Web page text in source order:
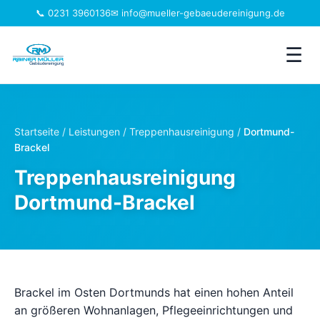
📞 0231 3960136✉ info@mueller-gebaeudereinigung.de
☰
Einzugsgebiet
Jobs
FAQ
Startseite / Leistungen / Treppenhausreinigung / Dortmund-
Brackel
Treppenhausreinigung
Dortmund-Brackel
Brackel im Osten Dortmunds hat einen hohen Anteil
an größeren Wohnanlagen, Pflegeeinrichtungen und